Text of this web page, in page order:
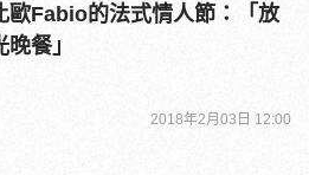
歐Fabio的法式情人節：「放
餐」
2018年2月03日 12:00